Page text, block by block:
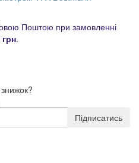
Поштою при замовленні
грн.
знижок?
Підписатись